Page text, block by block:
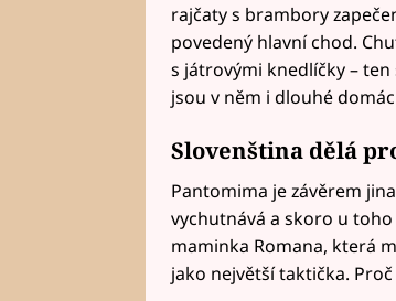
rajčaty s brambory
povedený hlavní chod.
s játrovými knedlíčky –
jsou v něm i dlouhé
Slovenština dělá
Pantomima je závěrem
vychutnává a skoro u
maminka Romana, která
jako největší taktička.